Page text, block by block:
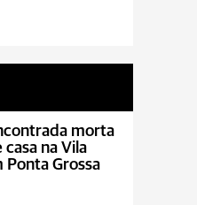
morta
na Vila
Ponta Grossa